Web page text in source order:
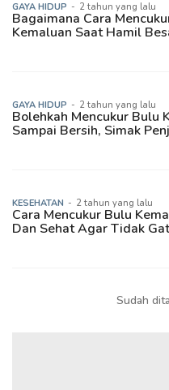
GAYA HIDUP - 2 tahun yang lalu
Bagaimana Cara
Kemaluan Saat Hamil
GAYA HIDUP - 2 tahun yang lalu
Bolehkah Mencukur Bulu
Sampai Bersih, Simak
KESEHATAN - 2 tahun yang lalu
Cara Mencukur Bulu
Dan Sehat Agar Tidak
Sudah